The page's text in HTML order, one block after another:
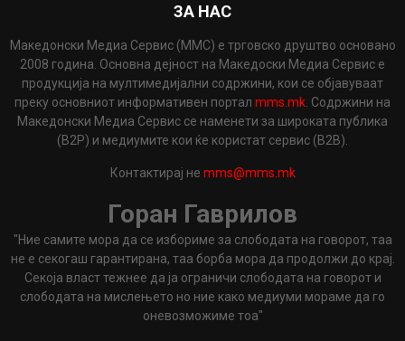
ЗА НАС
Македонски Медиа Сервис (ММС) е трговско друштво основано
2008 година. Основна дејност на Македоски Медиа Сервис е
продукција на мултимедијални содржини, кои се објавуваат
преку основниот информативен портал mms.mk . Содржини на
Македонски Медиа Сервис се наменети за широката публика
(B2P) и медиумите кои ќе користат сервис (B2B).
Контактирај не mms@mms.mk
Горан Гаврилов
"Ние самите мора да се избориме за слободата на говорот, таа
не е секогаш гарантирана, таа борба мора да продолжи до крај.
Секоја власт тежнее да ја ограничи слободата на говорот и
слободата на мислењето но ние како медиуми мораме да го
оневозможиме тоа"